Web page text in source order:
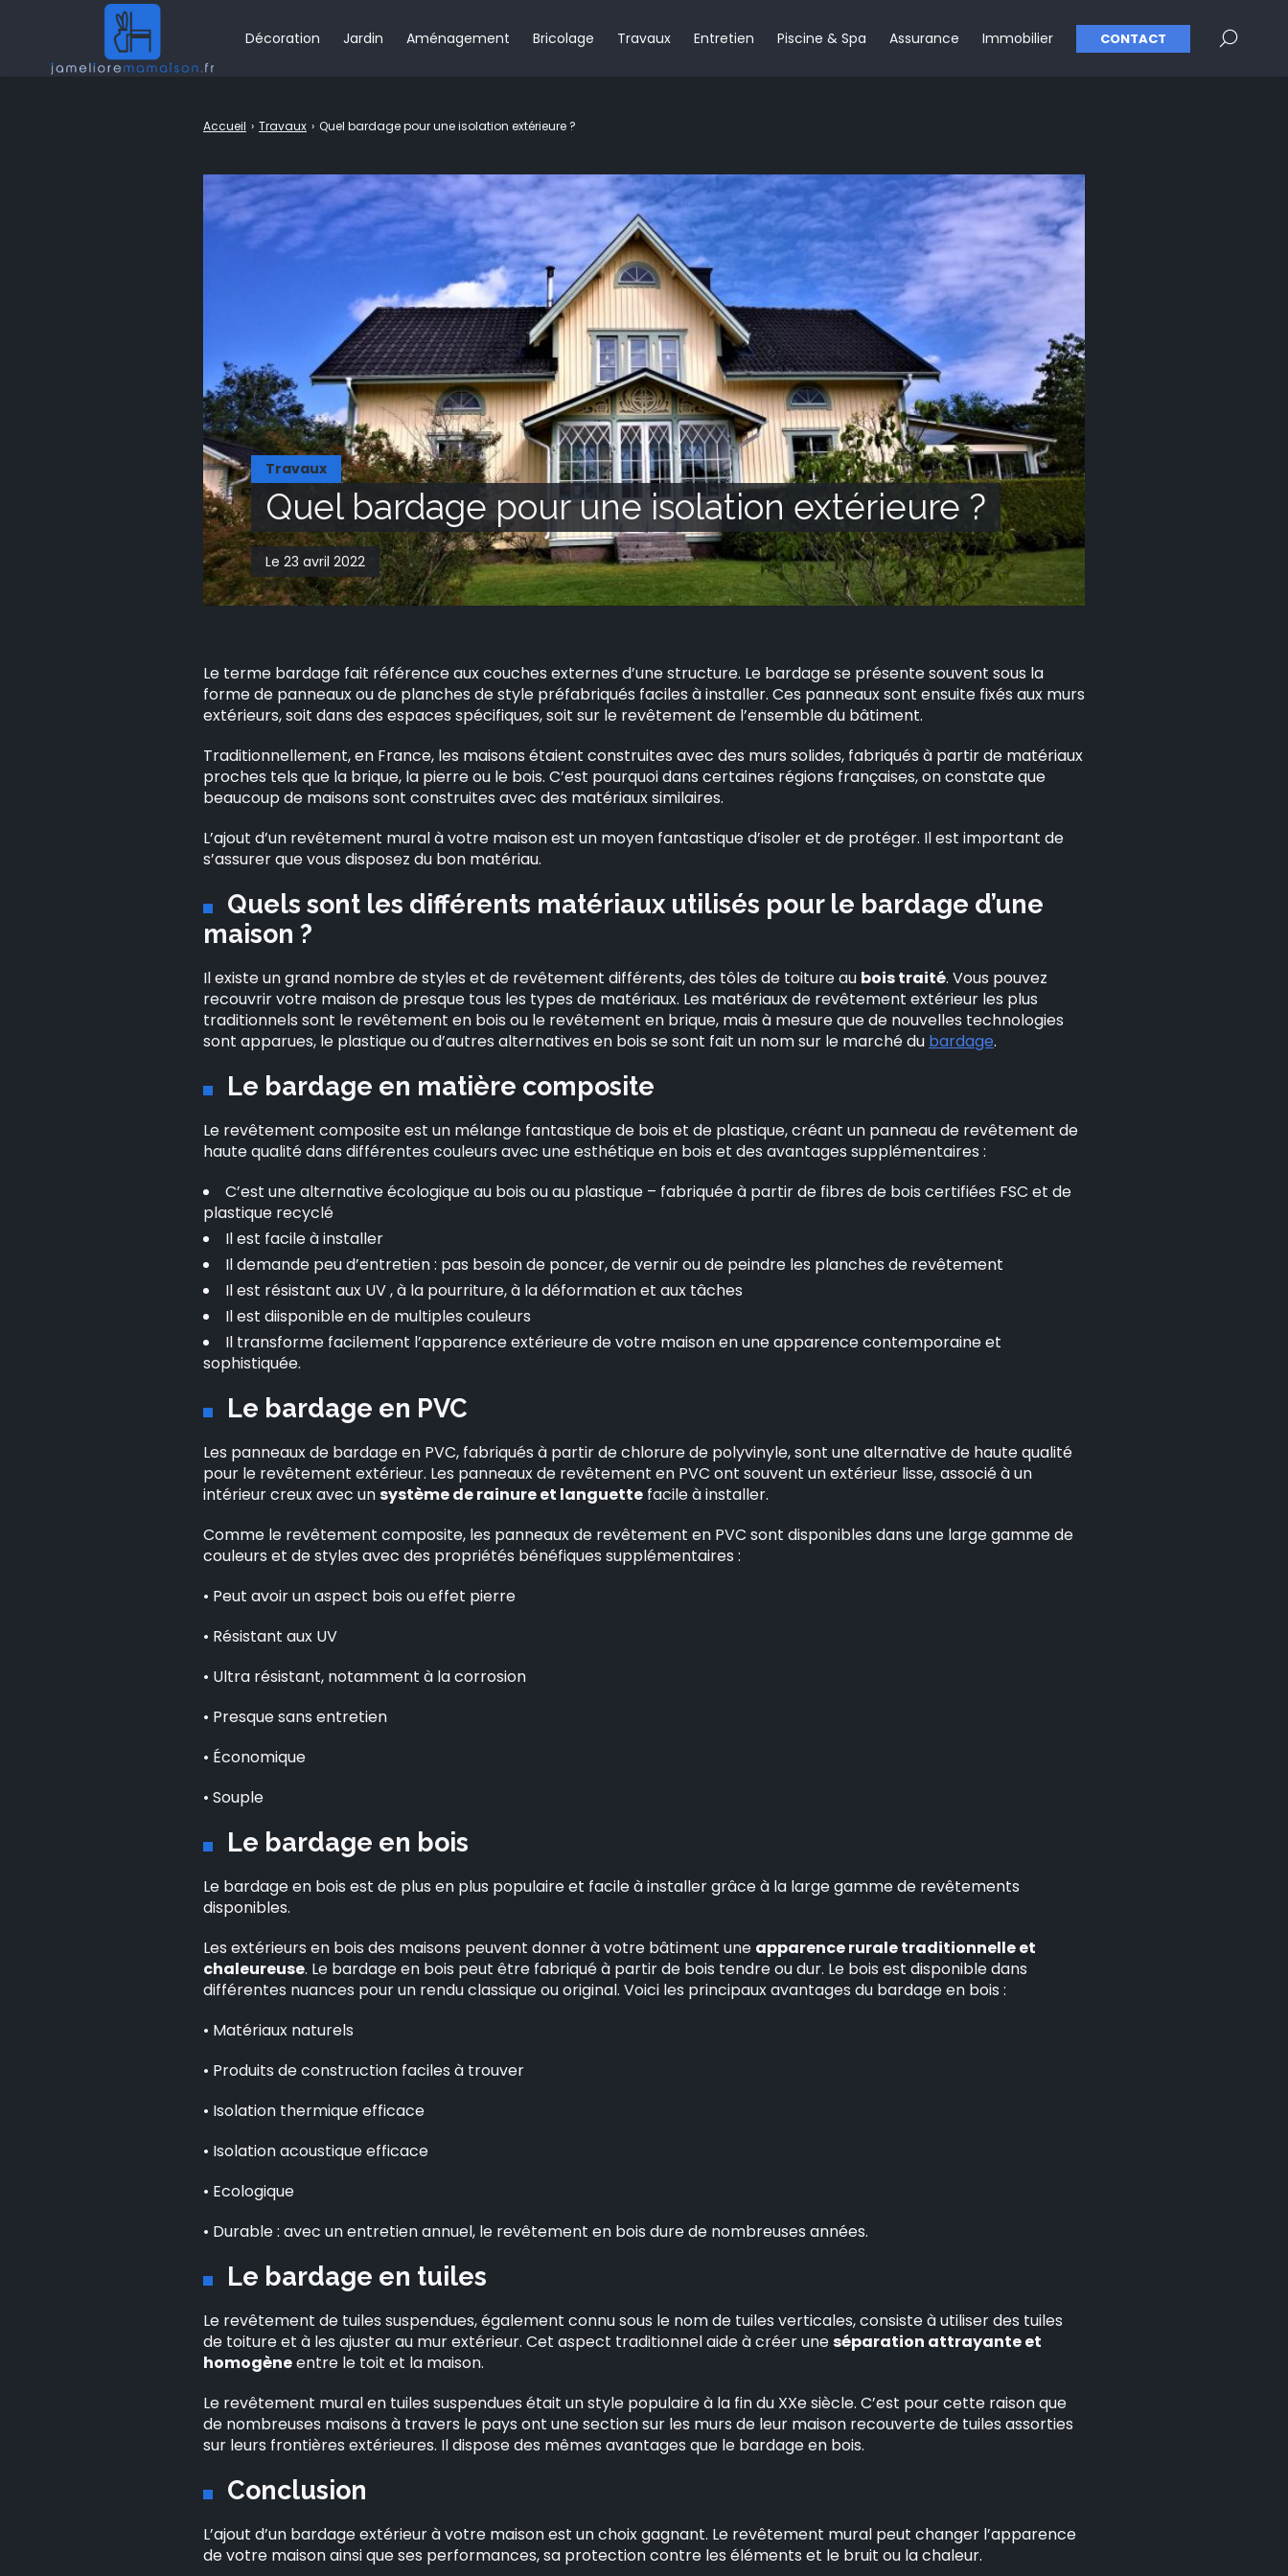
Travaux
Quel bardage pour une isolation extérieure ?
Le 23 avril 2022
Accueil › Travaux › Quel bardage pour une isolation extérieure ?
Le terme bardage fait référence aux couches externes d’une structure. Le bardage se présente souvent sous la
forme de panneaux ou de planches de style préfabriqués faciles à installer. Ces panneaux sont ensuite fixés aux murs
extérieurs, soit dans des espaces spécifiques, soit sur le revêtement de l’ensemble du bâtiment.
Traditionnellement, en France, les maisons étaient construites avec des murs solides, fabriqués à partir de matériaux
proches tels que la brique, la pierre ou le bois. C’est pourquoi dans certaines régions françaises, on constate que
beaucoup de maisons sont construites avec des matériaux similaires.
L’ajout d’un revêtement mural à votre maison est un moyen fantastique d’isoler et de protéger. Il est important de
s’assurer que vous disposez du bon matériau.
Quels sont les différents matériaux utilisés pour le bardage d’une
maison ?
Il existe un grand nombre de styles et de revêtement différents, des tôles de toiture au bois traité. Vous pouvez
recouvrir votre maison de presque tous les types de matériaux. Les matériaux de revêtement extérieur les plus
traditionnels sont le revêtement en bois ou le revêtement en brique, mais à mesure que de nouvelles technologies
sont apparues, le plastique ou d’autres alternatives en bois se sont fait un nom sur le marché du bardage.
Le bardage en matière composite
Le revêtement composite est un mélange fantastique de bois et de plastique, créant un panneau de revêtement de
haute qualité dans différentes couleurs avec une esthétique en bois et des avantages supplémentaires :
C’est une alternative écologique au bois ou au plastique – fabriquée à partir de fibres de bois certifiées FSC et de
plastique recyclé
Il est facile à installer
Il demande peu d’entretien : pas besoin de poncer, de vernir ou de peindre les planches de revêtement
Il est résistant aux UV , à la pourriture, à la déformation et aux tâches
Il est diisponible en de multiples couleurs
Il transforme facilement l’apparence extérieure de votre maison en une apparence contemporaine et
sophistiquée.
Le bardage en PVC
Les panneaux de bardage en PVC, fabriqués à partir de chlorure de polyvinyle, sont une alternative de haute qualité
pour le revêtement extérieur. Les panneaux de revêtement en PVC ont souvent un extérieur lisse, associé à un
intérieur creux avec unsystème de rainure et languette facile à installer.
Comme le revêtement composite, les panneaux de revêtement en PVC sont disponibles dans une large gamme de
couleurs et de styles avec des propriétés bénéfiques supplémentaires :
• Peut avoir un aspect bois ou effet pierre
• Résistant aux UV
• Ultra résistant, notamment à la corrosion
• Presque sans entretien
• Économique
• Souple
Le bardage en bois
Le bardage en bois est de plus en plus populaire et facile à installer grâce à la large gamme de revêtements
disponibles.
Les extérieurs en bois des maisons peuvent donner à votre bâtiment une apparence rurale traditionnelle et
chaleureuse. Le bardage en bois peut être fabriqué à partir de bois tendre ou dur. Le bois est disponible dans
différentes nuances pour un rendu classique ou original. Voici les principaux avantages du bardage en bois :
• Matériaux naturels
• Produits de construction faciles à trouver
• Isolation thermique efficace
• Isolation acoustique efficace
• Ecologique
• Durable : avec un entretien annuel, le revêtement en bois dure de nombreuses années.
Le bardage en tuiles
Le revêtement de tuiles suspendues, également connu sous le nom de tuiles verticales, consiste à utiliser des tuiles
de toiture et à les ajuster au mur extérieur. Cet aspect traditionnel aide à créer uneséparation attrayante et
homogèneentre le toit et la maison.
Le revêtement mural en tuiles suspendues était un style populaire à la fin du XXe siècle. C’est pour cette raison que
de nombreuses maisons à travers le pays ont une section sur les murs de leur maison recouverte de tuiles assorties
sur leurs frontières extérieures. Il dispose des mêmes avantages que le bardage en bois.
Conclusion
L’ajout d’un bardage extérieur à votre maison est un choix gagnant. Le revêtement mural peut changer l’apparence
de votre maison ainsi que ses performances, sa protection contre les éléments et le bruit ou la chaleur.
Décoration Jardin Aménagement Bricolage Travaux Entretien Piscine & Spa Assurance Immobilier CONTACT
Rechercher